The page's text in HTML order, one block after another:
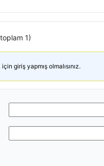
1)
giriş yapmış olmalısınız.